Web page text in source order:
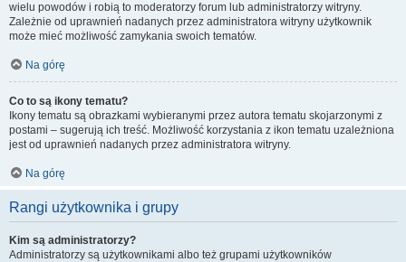
wielu powodów i robią to moderatorzy forum lub administratorzy witryny.
Zależnie od uprawnień nadanych przez administratora witryny użytkownik
może mieć możliwość zamykania swoich tematów.
Na górę
Co to są ikony tematu?
Ikony tematu są obrazkami wybieranymi przez autora tematu skojarzonymi z
postami – sugerują ich treść. Możliwość korzystania z ikon tematu uzależniona
jest od uprawnień nadanych przez administratora witryny.
Na górę
Rangi użytkownika i grupy
Kim są administratorzy?
Administratorzy są użytkownikami albo też grupami użytkowników